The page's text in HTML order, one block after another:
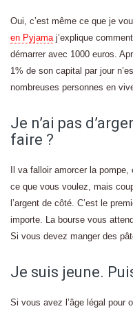
Oui, c’est même ce que je
en Pyjamaj’explique
démarrer avec 1000 euros.
1% de son capital par jour
nombreuses personnes en
Je n’ai pas
faire ?
Il va falloir amorcer la
ce que vous voulez, mais
l’argent de côté. C’est le
importe. La bourse vous
Si vous devez manger des
Je suis jeune.
Si vous avez l’âge légal pour